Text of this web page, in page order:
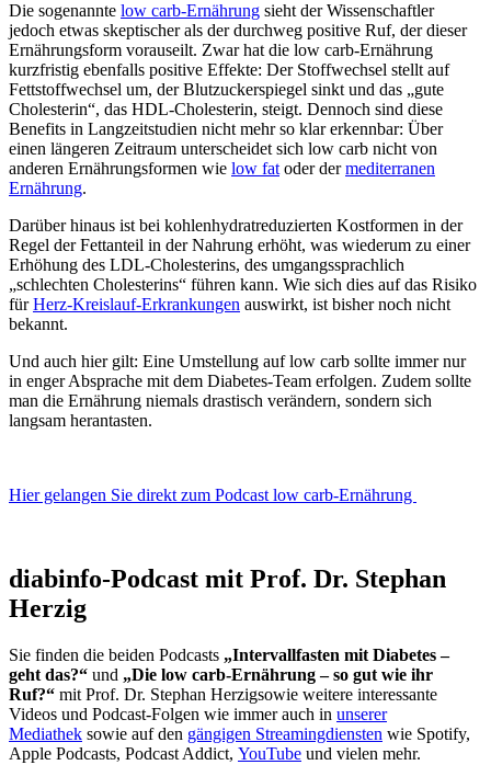
Die sogenannte low carb-Ernährung sieht der Wissenschaftler
jedoch etwas skeptischer als der durchweg positive Ruf, der dieser
Ernährungsform vorauseilt. Zwar hat die low carb-Ernährung
kurzfristig ebenfalls positive Effekte: Der Stoffwechsel stellt auf
Fettstoffwechsel um, der Blutzuckerspiegel sinkt und das „gute
Cholesterin“, das HDL-Cholesterin, steigt. Dennoch sind diese
Benefits in Langzeitstudien nicht mehr so klar erkennbar: Über
einen längeren Zeitraum unterscheidet sich low carb nicht von
anderen Ernährungsformen wie low fat oder dermediterranen
Ernährung.
Darüber hinaus ist bei kohlenhydratreduzierten Kostformen in der
Regel der Fettanteil in der Nahrung erhöht, was wiederum zu einer
Erhöhung des LDL-Cholesterins, des umgangssprachlich
„schlechten Cholesterins“ führen kann. Wie sich dies auf das Risiko
fürHerz-Kreislauf-Erkrankungen auswirkt, ist bisher noch nicht
bekannt.
Und auch hier gilt: Eine Umstellung auf low carb sollte immer nur
in enger Absprache mit dem Diabetes-Team erfolgen. Zudem sollte
man die Ernährung niemals drastisch verändern, sondern sich
langsam herantasten.
Hier gelangen Sie direkt zum Podcast low carb-Ernährung
diabinfo-Podcast mit Prof. Dr. Stephan
Herzig
Sie finden die beiden Podcasts „Intervallfasten mit Diabetes –
geht das?“ und „Die low carb-Ernährung – so gut wie ihr
Ruf?“ mit Prof. Dr. Stephan Herzigsowie weitere interessante
Videos und Podcast-Folgen wie immer auch in unserer
Mediathek sowie auf den gängigen Streamingdiensten wie Spotify,
Apple Podcasts, Podcast Addict, YouTube und vielen mehr.